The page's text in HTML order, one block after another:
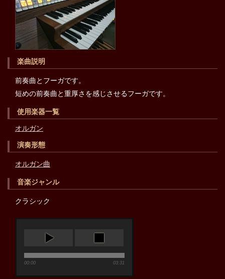
楽曲説明
前奏曲とフーガです。
短めの前奏曲と重厚さを感じさせるフーガです。
使用楽器一覧
オルガン
演奏形態
オルガン曲
音楽ジャンル
クラシック
00:00 03:31